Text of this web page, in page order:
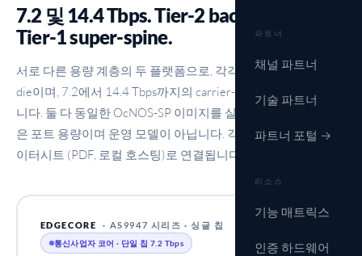
파트너
채널 파트너
기술 파트너
파트너 포털 →
리소스
기능 매트릭스
인증 하드웨어
7.2 및 14.4 Tbps. Tier-2 backbone 및
Tier-1 super-spine.
서로 다른 용량 계층의 두 플랫폼으로, 각각 단일 BCM88850
die이며, 7.2에서 14.4 Tbps까지의 carrier-core 범위를 커버합
니다. 둘 다 동일한 OcNOS-SP 이미지를 실행합니다; 선택 대상
은 포트 용량이며 운영 모델이 아닙니다. 각 카드는 전체 벤더 데
이터시트 (PDF, 로컬 호스팅)로 연결됩니다.
EDGECORE
· AS9947 시리즈 · 싱글 칩
통신사업자 코어 · 단일 칩 7.2 Tbps